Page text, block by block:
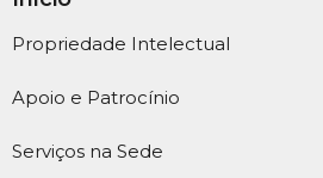
Propriedade Intelectual
Apoio e Patrocínio
Serviços na Sede